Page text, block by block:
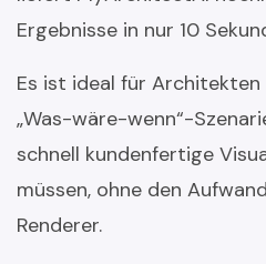
Ergebnisse in nur 10
Es ist ideal für Architekten
„Was-wäre-wenn“-
schnell kundenfertige
müssen, ohne den
Renderer.